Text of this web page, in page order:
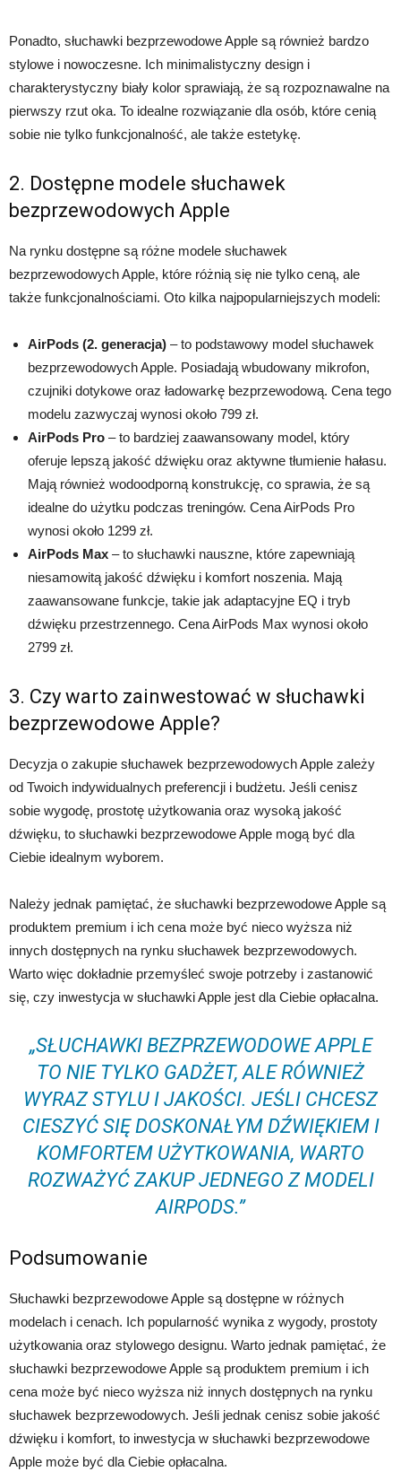
Ponadto, słuchawki bezprzewodowe Apple są również bardzo
stylowe i nowoczesne. Ich minimalistyczny design i
charakterystyczny biały kolor sprawiają, że są rozpoznawalne na
pierwszy rzut oka. To idealne rozwiązanie dla osób, które cenią
sobie nie tylko funkcjonalność, ale także estetykę.
2. Dostępne modele słuchawek
bezprzewodowych Apple
Na rynku dostępne są różne modele słuchawek
bezprzewodowych Apple, które różnią się nie tylko ceną, ale
także funkcjonalnościami. Oto kilka najpopularniejszych modeli:
AirPods (2. generacja) – to podstawowy model słuchawek
bezprzewodowych Apple. Posiadają wbudowany mikrofon,
czujniki dotykowe oraz ładowarkę bezprzewodową. Cena tego
modelu zazwyczaj wynosi około 799 zł.
AirPods Pro – to bardziej zaawansowany model, który
oferuje lepszą jakość dźwięku oraz aktywne tłumienie hałasu.
Mają również wodoodporną konstrukcję, co sprawia, że są
idealne do użytku podczas treningów. Cena AirPods Pro
wynosi około 1299 zł.
AirPods Max – to słuchawki nauszne, które zapewniają
niesamowitą jakość dźwięku i komfort noszenia. Mają
zaawansowane funkcje, takie jak adaptacyjne EQ i tryb
dźwięku przestrzennego. Cena AirPods Max wynosi około
2799 zł.
3. Czy warto zainwestować w słuchawki
bezprzewodowe Apple?
Decyzja o zakupie słuchawek bezprzewodowych Apple zależy
od Twoich indywidualnych preferencji i budżetu. Jeśli cenisz
sobie wygodę, prostotę użytkowania oraz wysoką jakość
dźwięku, to słuchawki bezprzewodowe Apple mogą być dla
Ciebie idealnym wyborem.
Należy jednak pamiętać, że słuchawki bezprzewodowe Apple są
produktem premium i ich cena może być nieco wyższa niż
innych dostępnych na rynku słuchawek bezprzewodowych.
Warto więc dokładnie przemyśleć swoje potrzeby i zastanowić
się, czy inwestycja w słuchawki Apple jest dla Ciebie opłacalna.
„SŁUCHAWKI BEZPRZEWODOWE APPLE
TO NIE TYLKO GADŻET, ALE RÓWNIEŻ
WYRAZ STYLU I JAKOŚCI. JEŚLI CHCESZ
CIESZYĆ SIĘ DOSKONAŁYM DŹWIĘKIEM I
KOMFORTEM UŻYTKOWANIA, WARTO
ROZWAŻYĆ ZAKUP JEDNEGO Z MODELI
AIRPODS.”
Podsumowanie
Słuchawki bezprzewodowe Apple są dostępne w różnych
modelach i cenach. Ich popularność wynika z wygody, prostoty
użytkowania oraz stylowego designu. Warto jednak pamiętać, że
słuchawki bezprzewodowe Apple są produktem premium i ich
cena może być nieco wyższa niż innych dostępnych na rynku
słuchawek bezprzewodowych. Jeśli jednak cenisz sobie jakość
dźwięku i komfort, to inwestycja w słuchawki bezprzewodowe
Apple może być dla Ciebie opłacalna.